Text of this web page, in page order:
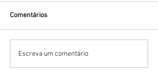
Comentários
Escreva um comentário